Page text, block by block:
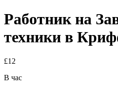
Работник на
техники в
£12
В час